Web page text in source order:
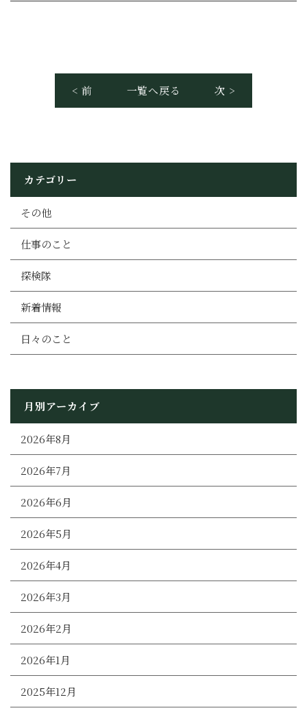
< 前 一覧へ戻る 次 >
カテゴリー
その他
仕事のこと
探検隊
新着情報
日々のこと
月別アーカイブ
2026年8月
2026年7月
2026年6月
2026年5月
2026年4月
2026年3月
2026年2月
2026年1月
2025年12月